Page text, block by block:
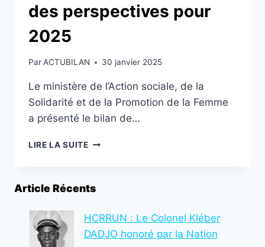
des perspectives pour
2025
ParACTUBILAN 30 janvier 2025
Le ministère de l’Action sociale, de la
Solidarité et de la Promotion de la Femme
a présenté le bilan de…
LIRE LA SUITETOGO/
DES
SOCIALES
EN
2024
Article Récents
HCRRUN : Le Colonel Kléber
DADJO honoré par la Nation